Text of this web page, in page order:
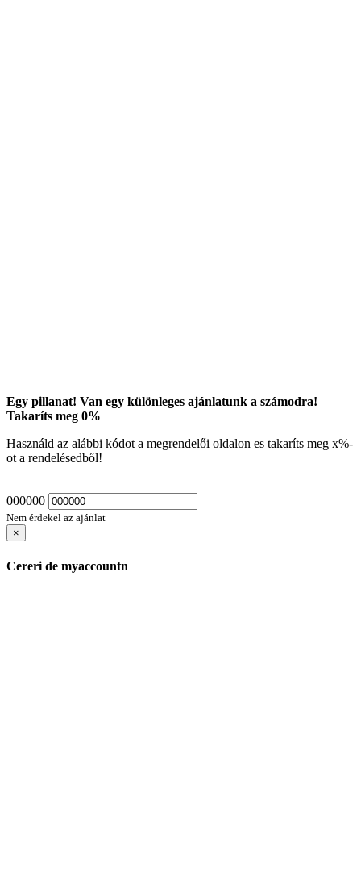
Egy pillanat! Van egy különleges ajánlatunk a számodra!
Takaríts meg 0%
Használd az alábbi kódot a megrendelői oldalon es takaríts meg x%-
ot a rendelésedből!
000000
Nem érdekel az ajánlat
×
Cereri de myaccountn